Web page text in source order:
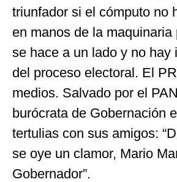
triunfador si el cómputo no
en manos de la maquinaria
se hace a un lado y no hay
del proceso electoral. El
medios. Salvado por el
burócrata de Gobernación
tertulias con sus amigos:
se oye un clamor, Mario
Gobernador”.